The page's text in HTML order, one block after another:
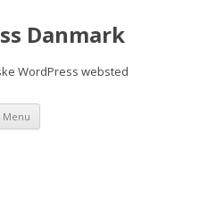
Danmark
WordPress websted
Menu Videre til indhold